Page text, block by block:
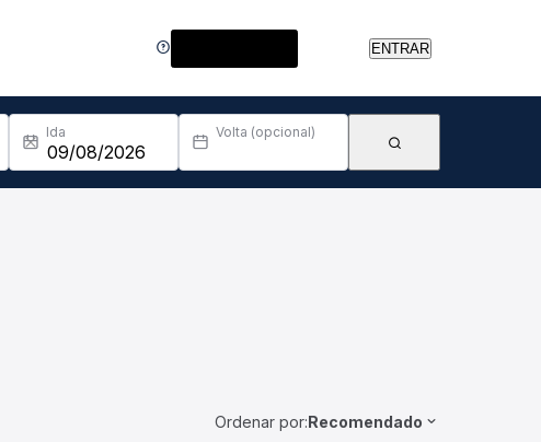
ENTRAR
Ida Volta (opcional)
Ordenar por:Recomendado